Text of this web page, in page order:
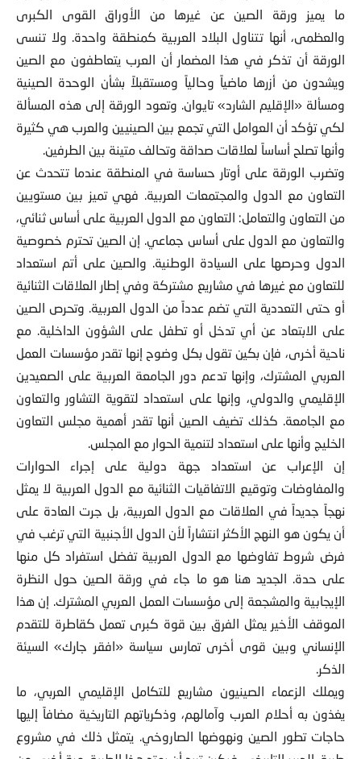
ما يميز ورقة الصين عن غيرها من الأوراق القوى الكبرى
والعظمى، أنها تتناول البلاد العربية كمنطقة واحدة. ولا تنسى
الورقة أن تذكر في هذا المضمار أن العرب يتعاطفون مع الصين
ويشدون من أزرها ماضياً وحالياً ومستقبلاً بشأن الوحدة الصينية
ومسألة «الإقليم الشارد» تايوان. وتعود الورقة إلى هذه المسألة
لكي تؤكد أن العوامل التي تجمع بين الصينيين والعرب هي كثيرة
وأنها تصلح أساساً لعلاقات صداقة وتحالف متينة بين الطرفين.
وتضرب الورقة على أوتار حساسة في المنطقة عندما تتحدث عن
التعاون مع الدول والمجتمعات العربية. فهي تميز بين مستويين
من التعاون والتعامل: التعاون مع الدول العربية على أساس ثنائي،
والتعاون مع الدول على أساس جماعي. إن الصين تحترم خصوصية
الدول وحرصها على السيادة الوطنية. والصين على أتم استعداد
للتعاون مع غيرها في مشاريع مشتركة وفي إطار العلاقات الثنائية
أو حتى التعددية التي تضم عدداً من الدول العربية. وتحرص الصين
على الابتعاد عن أي تدخل أو تطفل على الشؤون الداخلية. مع
ناحية أخرى، فإن بكين تقول بكل وضوح إنها تقدر مؤسسات العمل
العربي المشترك، وإنها تدعم دور الجامعة العربية على الصعيدين
الإقليمي والدولي، وإنها على استعداد لتقوية التشاور والتعاون
مع الجامعة. كذلك تضيف الصين أنها تقدر أهمية مجلس التعاون
الخليج وأنها على استعداد لتنمية الحوار مع المجلس.
إن الإعراب عن استعداد جهة دولية على إجراء الحوارات
والمفاوضات وتوقيع الاتفاقيات الثنائية مع الدول العربية لا يمثل
نهجاً جديداً في العلاقات مع الدول العربية، بل جرت العادة على
أن يكون هو النهج الأكثر انتشاراً لأن الدول الأجنبية التي ترغب في
فرض شروط تفاوضها مع الدول العربية تفضل استفراد كل منها
على حدة. الجديد هنا هو ما جاء في ورقة الصين حول النظرة
الإيجابية والمشجعة إلى مؤسسات العمل العربي المشترك. إن هذا
الموقف الأخير يمثل الفرق بين قوة كبرى تعمل كقاطرة للتقدم
الإنساني وبين قوى أخرى تمارس سياسة «افقر جارك» السيئة
الذكر.
ويملك الزعماء الصينيون مشاريع للتكامل الإقليمي العربي، ما
يغذون به أحلام العرب وآمالهم، وذكرياتهم التاريخية مضافاً إليها
حاجات تطور الصين ونهوضها الصاروخي. يتمثل ذلك في مشروع